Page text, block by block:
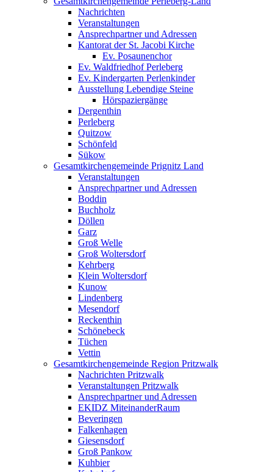
Nachrichten
Veranstaltungen
Ansprechpartner und Adressen
Kantorat der St. Jacobi Kirche
Ev. Posaunenchor
Ev. Waldfriedhof Perleberg
Ev. Kindergarten Perlenkinder
Ausstellung Lebendige Steine
Hörspaziergänge
Dergenthin
Perleberg
Quitzow
Schönfeld
Sükow
Gesamtkirchengemeinde Prignitz Land
Veranstaltungen
Ansprechpartner und Adressen
Boddin
Buchholz
Döllen
Garz
Groß Welle
Groß Woltersdorf
Kehrberg
Klein Woltersdorf
Kunow
Lindenberg
Mesendorf
Reckenthin
Schönebeck
Tüchen
Vettin
Gesamtkirchengemeinde Region Pritzwalk
Nachrichten Pritzwalk
Veranstaltungen Pritzwalk
Ansprechpartner und Adressen
EKIDZ MiteinanderRaum
Beveringen
Falkenhagen
Giesensdorf
Groß Pankow
Kuhbier